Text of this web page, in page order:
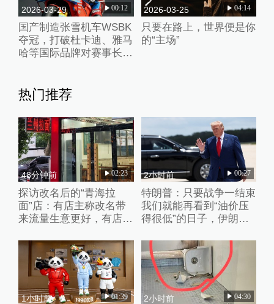
2026-03-29 00:12
国产制造张雪机车WSBK
夺冠，打破杜卡迪、雅马
哈等国际品牌对赛事长期
2026-03-25 04:14
只要在路上，世界便是你
的“主场”
热门推荐
48分钟前 02:23
探访改名后的“青海拉
面”店：有店主称改名带
来流量生意更好，有店家
素并存
2小时前 00:27
特朗普：只要战争一结束
我们就能再看到“油价压
得很低”的日子，伊朗撑
1小时前 01:39 2小时前 04:30